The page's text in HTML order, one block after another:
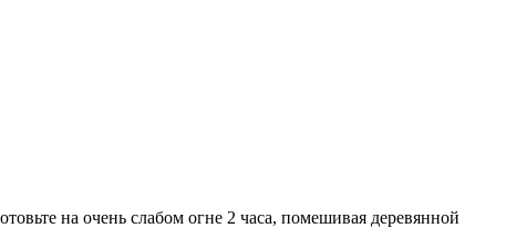
на очень слабом огне 2 часа, помешивая деревянной